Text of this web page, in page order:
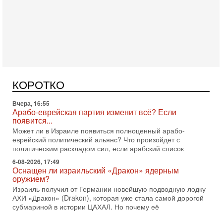
КОРОТКО
поворот: еврейский кандидат — на реальном месте в
списке одной из арабских партий. Причем речь идет
Вчера, 16:55
Арабо-еврейская партия изменит всё? Если
появится...
Может ли в Израиле появиться полноценный арабо-
еврейский политический альянс? Что произойдет с
политическим раскладом сил, если арабский список
6-08-2026, 17:49
Оснащен ли израильский «Дракон» ядерным
оружием?
Израиль получил от Германии новейшую подводную лодку
АХИ «Дракон» (Drakon), которая уже стала самой дорогой
субмариной в истории ЦАХАЛ. Но почему её